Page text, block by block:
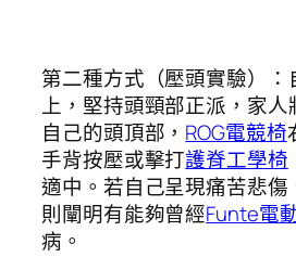
第二種方式（壓頭實驗）：
上，堅持頭頸部正派，家人
自己的頭頂部， ROG電競椅
手背按壓或擊打護脊工學椅
適中。若自己呈現痛苦悲傷
則闡明有能夠曾經Funte電
病。